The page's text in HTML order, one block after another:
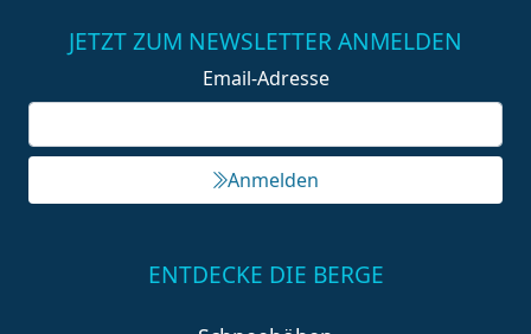
JETZT ZUM NEWSLETTER ANMELDEN
Email-Adresse
Anmelden
ENTDECKE DIE BERGE